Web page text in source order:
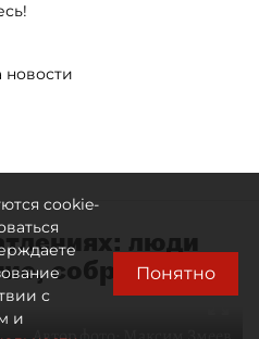
новости
люди
собранное
cookie-
с
и
Понятно